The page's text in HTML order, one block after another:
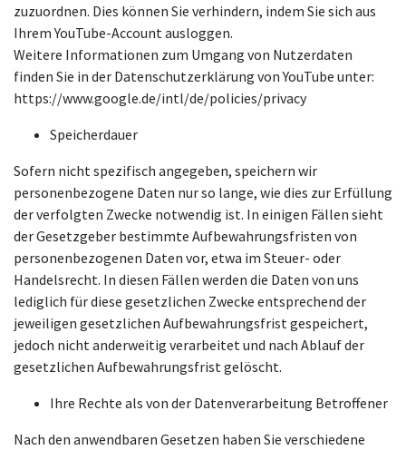
zuzuordnen. Dies können Sie verhindern, indem Sie sich aus
Ihrem YouTube-Account ausloggen.
Weitere Informationen zum Umgang von Nutzerdaten
finden Sie in der Datenschutzerklärung von YouTube unter:
https://www.google.de/intl/de/policies/privacy
Speicherdauer
Sofern nicht spezifisch angegeben, speichern wir
personenbezogene Daten nur so lange, wie dies zur Erfüllung
der verfolgten Zwecke notwendig ist. In einigen Fällen sieht
der Gesetzgeber bestimmte Aufbewahrungsfristen von
personenbezogenen Daten vor, etwa im Steuer- oder
Handelsrecht. In diesen Fällen werden die Daten von uns
lediglich für diese gesetzlichen Zwecke entsprechend der
jeweiligen gesetzlichen Aufbewahrungsfrist gespeichert,
jedoch nicht anderweitig verarbeitet und nach Ablauf der
gesetzlichen Aufbewahrungsfrist gelöscht.
Ihre Rechte als von der Datenverarbeitung Betroffener
Nach den anwendbaren Gesetzen haben Sie verschiedene